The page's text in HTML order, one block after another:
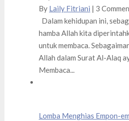
By Laily Fitriani | 3
Dalam kehidupan ini,
hamba Allah kita
untuk membaca.
Allah dalam Surat Al-Alaq
Membaca...
Lomba Menghias Empon-